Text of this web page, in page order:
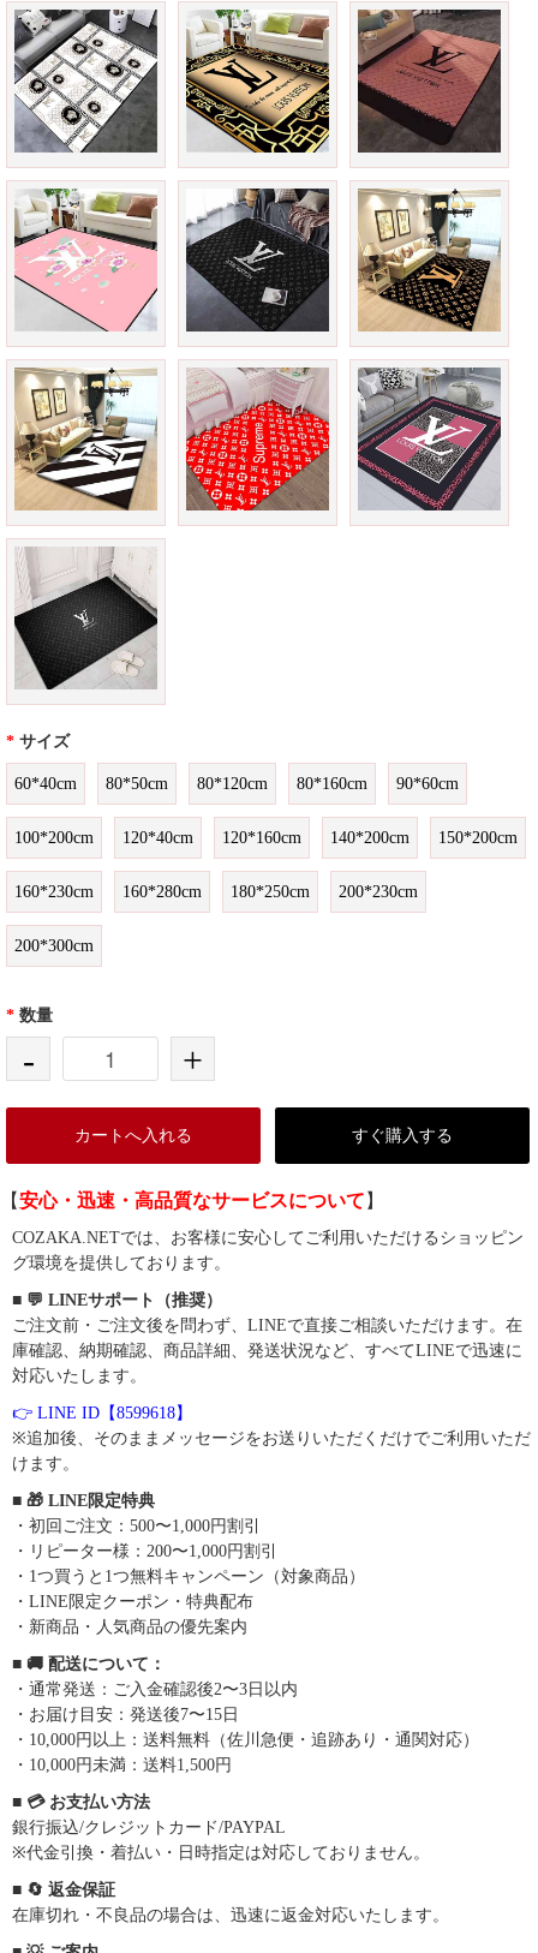
* サイズ
60*40cm 80*50cm 80*120cm 80*160cm 90*60cm
100*200cm 120*40cm 120*160cm 140*200cm 150*200cm
160*230cm 160*280cm 180*250cm 200*230cm
200*300cm
* 数量
- +
カートへ入れる すぐ購入する
【安心・迅速・高品質なサービスについて 】
COZAKA.NETでは、お客様に安心してご利用いただけるショッピン
グ環境を提供しております。
■ 💬 LINEサポート（推奨）
ご注文前・ご注文後を問わず、LINEで直接ご相談いただけます。在
庫確認、納期確認、商品詳細、発送状況など、すべてLINEで迅速に
対応いたします。
👉 LINE ID【8599618】
※追加後、そのままメッセージをお送りいただくだけでご利用いただ
けます。
■ 🎁 LINE限定特典
・初回ご注文：500〜1,000円割引
・リピーター様：200〜1,000円割引
・1つ買うと1つ無料キャンペーン（対象商品）
・LINE限定クーポン・特典配布
・新商品・人気商品の優先案内
■ 🚚 配送について：
・通常発送：ご入金確認後2〜3日以内
・お届け目安：発送後7〜15日
・10,000円以上：送料無料（佐川急便・追跡あり・通関対応）
・10,000円未満：送料1,500円
■ 💳 お支払い方法
銀行振込/クレジットカード/PAYPAL
※代金引換・着払い・日時指定は対応しておりません。
■ 🔄 返金保証
在庫切れ・不良品の場合は、迅速に返金対応いたします。